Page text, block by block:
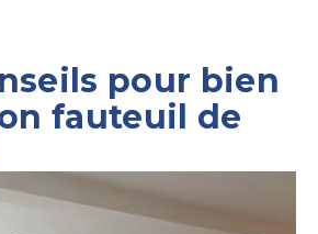
pour bien
fauteuil de